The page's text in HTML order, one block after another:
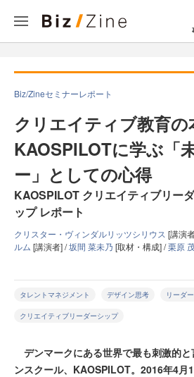
Biz/Zineセミナーレポート
クリエイティブ教育の
KAOSPILOTに学ぶ「
ー」としての心得
KAOSPILOT クリエイティブリー
ップ レポート
クリスター・ヴィンダルリッツシリウス [講演
ルム [講演者] /坂間 菜未乃 [取材・構成] /栗原
タレントマネジメント デザイン思考 リーダ
クリエイティブリーダーシップ
デンマークにある世界で最も刺激的
ンスクール、KAOSPILOT。2016年4月